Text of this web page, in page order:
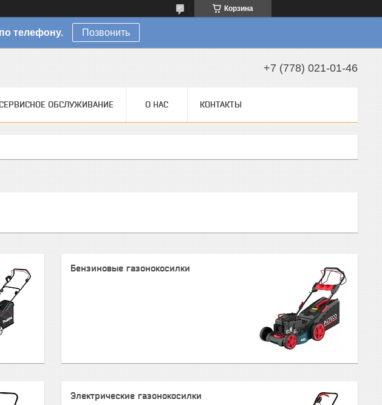
Корзина
телефону. Позвонить
+7 (778) 021-01-46
ОБСЛУЖИВАНИЕ О НАС КОНТАКТЫ
Бензиновые газонокосилки
Электрические газонокосилки